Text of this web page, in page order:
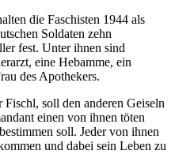
die Faschisten 1944 als
Soldaten zehn
fest. Unter ihnen sind
eine Hebamme, ein
des Apothekers.
soll den anderen Geiseln
einen von ihnen töten
soll. Jeder von ihnen
und dabei sein Leben zu